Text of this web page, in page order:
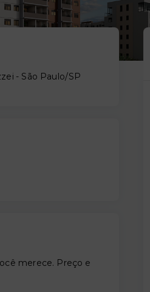
- São Paulo/SP
merece. Preço e